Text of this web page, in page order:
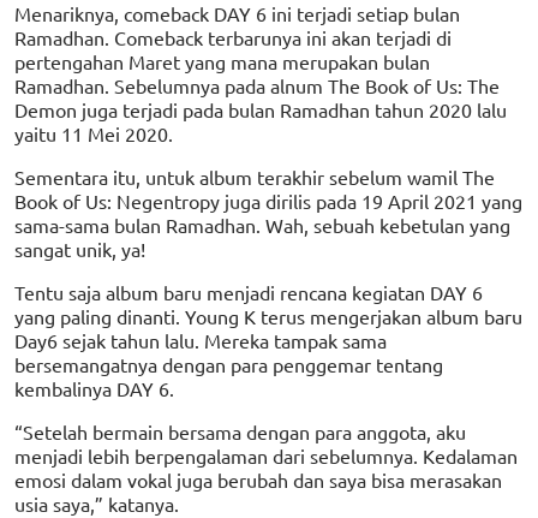
Menariknya, comeback DAY 6 ini terjadi setiap bulan
Ramadhan. Comeback terbarunya ini akan terjadi di
pertengahan Maret yang mana merupakan bulan
Ramadhan. Sebelumnya pada alnum The Book of Us: The
Demon juga terjadi pada bulan Ramadhan tahun 2020 lalu
yaitu 11 Mei 2020.
Sementara itu, untuk album terakhir sebelum wamil The
Book of Us: Negentropy juga dirilis pada 19 April 2021 yang
sama-sama bulan Ramadhan. Wah, sebuah kebetulan yang
sangat unik, ya!
Tentu saja album baru menjadi rencana kegiatan DAY 6
yang paling dinanti. Young K terus mengerjakan album baru
Day6 sejak tahun lalu. Mereka tampak sama
bersemangatnya dengan para penggemar tentang
kembalinya DAY 6.
“Setelah bermain bersama dengan para anggota, aku
menjadi lebih berpengalaman dari sebelumnya. Kedalaman
emosi dalam vokal juga berubah dan saya bisa merasakan
usia saya,” katanya.